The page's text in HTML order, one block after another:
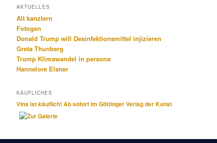
AKTUELLES
Alt kanzlern
Fotogen
Donald Trump will Desinfektionsmittel injizieren
Greta Thunberg
Trump Klimawandel in per­so­na
Hannelore Elsner
KÄUFLICHES
Vina ist käuflich! Ab sofort im Göttinger Verlag der Kunst